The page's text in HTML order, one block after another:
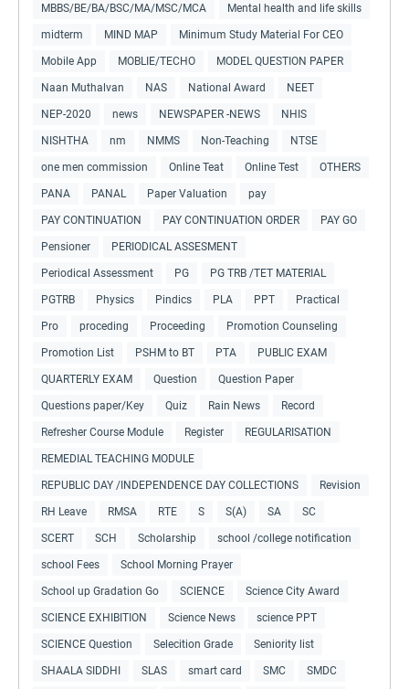
MBBS/BE/BA/BSC/MA/MSC/MCA Mental health and life skills
midterm MIND MAP Minimum Study Material For CEO
Mobile App MOBLIE/TECHO MODEL QUESTION PAPER
Naan Muthalvan NAS National Award NEET
NEP-2020 news NEWSPAPER -NEWS NHIS
NISHTHA nm NMMS Non-Teaching NTSE
one men commission Online Teat Online Test OTHERS
PANA PANAL Paper Valuation pay
PAY CONTINUATION PAY CONTINUATION ORDER PAY GO
Pensioner PERIODICAL ASSESMENT
Periodical Assessment PG PG TRB /TET MATERIAL
PGTRB Physics Pindics PLA PPT Practical
Pro proceding Proceeding Promotion Counseling
Promotion List PSHM to BT PTA PUBLIC EXAM
QUARTERLY EXAM Question Question Paper
Questions paper/Key Quiz Rain News Record
Refresher Course Module Register REGULARISATION
REMEDIAL TEACHING MODULE
REPUBLIC DAY /INDEPENDENCE DAY COLLECTIONS Revision
RH Leave RMSA RTE S S(A) SA SC
SCERT SCH Scholarship school /college notification
school Fees School Morning Prayer
School up Gradation Go SCIENCE Science City Award
SCIENCE EXHIBITION Science News science PPT
SCIENCE Question Selecition Grade Seniority list
SHAALA SIDDHI SLAS smart card SMC SMDC